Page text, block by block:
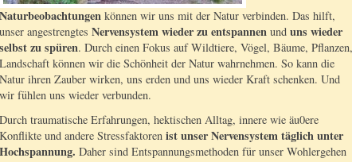
Naturbeobachtungen können wir uns mit der Natur verbinden. Das hilft,
unser angestrengtes Nervensystem wieder zu entspannen und uns wieder
selbst zu spüren. Durch einen Fokus auf Wildtiere, Vögel, Bäume, Pflanzen,
Landschaft können wir die Schönheit der Natur wahrnehmen. So kann die
Natur ihren Zauber wirken, uns erden und uns wieder Kraft schenken. Und
wir fühlen uns wieder verbunden.
Durch traumatische Erfahrungen, hektischen Alltag, innere wie äu0ere
Konflikte und andere Stressfaktoren ist unser Nervensystem täglich unter
Hochspannung. Daher sind Entspannungsmethoden für unser Wohlergehen